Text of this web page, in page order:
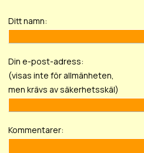
Ditt namn:
Din e-post-adress:
(visas inte för allmänheten,
men krävs av säkerhetsskäl)
Kommentarer: